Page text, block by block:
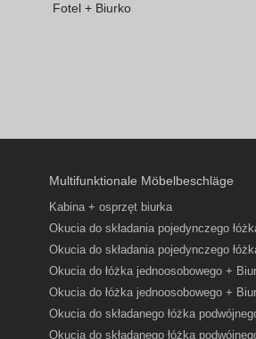
Fotel + Biurko
Multifunktionale Möbelbeschläge
Kabina + osprzęt biurka
Okucia do składania pojedynczego
Okucia do składania pojedynczego
Okucia do łóżka jednoosobowego +
Okucia do łóżka jednoosobowego +
Okucia do składanego łóżka
Okucia do składanego łóżka